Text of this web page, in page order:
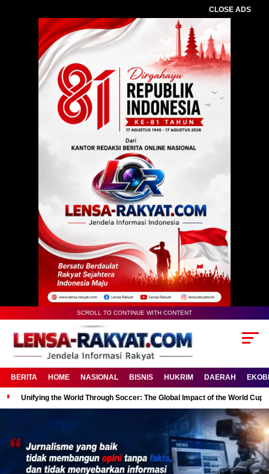
CLOSE ADS
SCROLL TO CONTINUE WITH CONTENT
BERITA HOME NASIONAL BISNIS HUKRIM DAERAH
Unifying the World Through Soccer: The Global Impact of the World Cup